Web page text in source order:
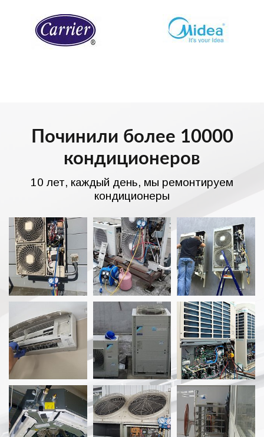
Починили более 10000
кондиционеров
10 лет, каждый день, мы ремонтируем
кондиционеры